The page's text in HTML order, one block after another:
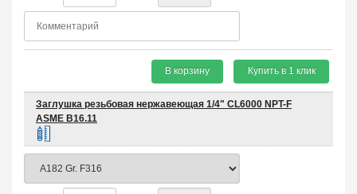
В корзину Купить в 1 клик
Заглушка резьбовая нержавеющая 1/4" CL6000 NPT-F
ASME B16.11